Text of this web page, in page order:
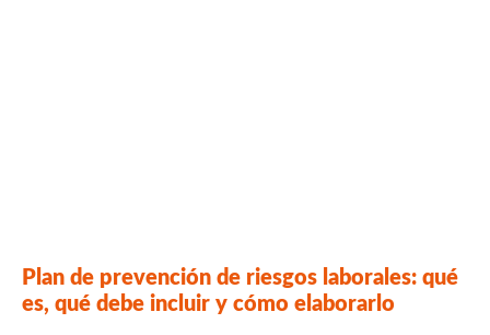
Plan de prevención de riesgos laborales: qué
es, qué debe incluir y cómo elaborarlo